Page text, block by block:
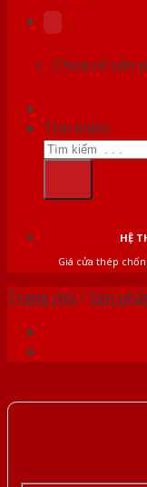
Chưa có sản
Tìm kiếm:
HỆ
Giá cửa thép
Trang chủ /Sản